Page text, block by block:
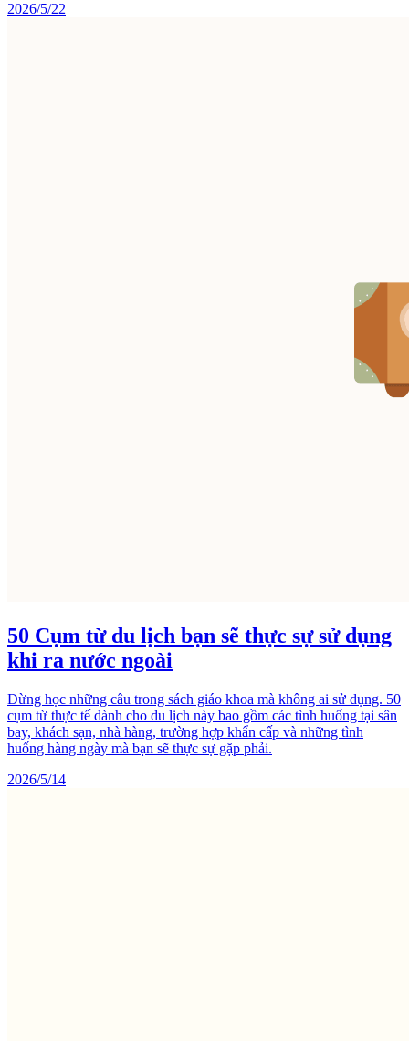
2026/5/22
50 Cụm từ du lịch bạn sẽ thực sự sử dụng
khi ra nước ngoài
Đừng học những câu trong sách giáo khoa mà không ai sử dụng. 50
cụm từ thực tế dành cho du lịch này bao gồm các tình huống tại sân
bay, khách sạn, nhà hàng, trường hợp khẩn cấp và những tình
huống hàng ngày mà bạn sẽ thực sự gặp phải.
2026/5/14